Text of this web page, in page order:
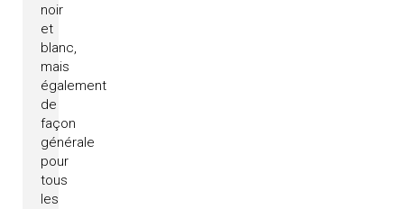
noir
et
blanc,
mais
également
de
façon
générale
pour
tous
les